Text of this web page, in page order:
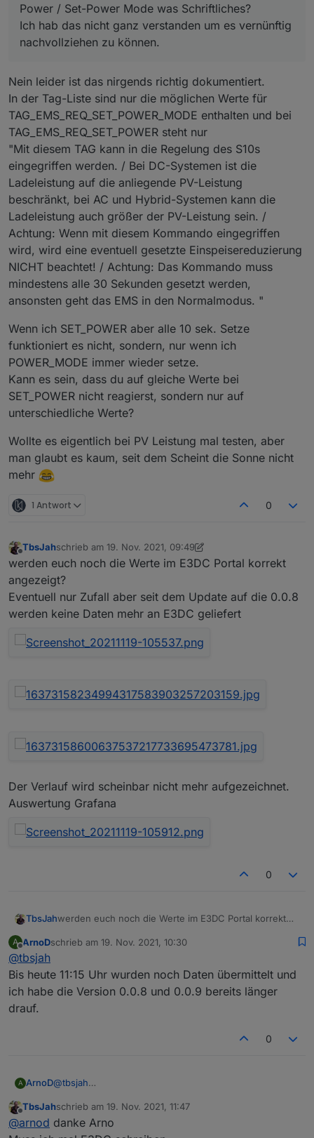
Power / Set-Power Mode was Schriftliches?
Ich hab das nicht ganz verstanden um es vernünftig
nachvollziehen zu können.
Nein leider ist das nirgends richtig dokumentiert.
In der Tag-Liste sind nur die möglichen Werte für
TAG_EMS_REQ_SET_POWER_MODE enthalten und bei
TAG_EMS_REQ_SET_POWER steht nur
"Mit diesem TAG kann in die Regelung des S10s
eingegriffen werden. / Bei DC-Systemen ist die
Ladeleistung auf die anliegende PV-Leistung
beschränkt, bei AC und Hybrid-Systemen kann die
Ladeleistung auch größer der PV-Leistung sein. /
Achtung: Wenn mit diesem Kommando eingegriffen
wird, wird eine eventuell gesetzte Einspeisereduzierung
NICHT beachtet! / Achtung: Das Kommando muss
mindestens alle 30 Sekunden gesetzt werden,
ansonsten geht das EMS in den Normalmodus. "
Wenn ich SET_POWER aber alle 10 sek. Setze
funktioniert es nicht, sondern, nur wenn ich
POWER_MODE immer wieder setze.
Kann es sein, dass du auf gleiche Werte bei
SET_POWER nicht reagierst, sondern nur auf
unterschiedliche Werte?
Wollte es eigentlich bei PV Leistung mal testen, aber
man glaubt es kaum, seit dem Scheint die Sonne nicht
mehr
1 Antwort 0
Offline
TbsJahschrieb am 19. Nov. 2021, 09:49
zuletzt editiert von TbsJah
werden euch noch die Werte im E3DC Portal korrekt
angezeigt?
Eventuell nur Zufall aber seit dem Update auf die 0.0.8
werden keine Daten mehr an E3DC geliefert
Der Verlauf wird scheinbar nicht mehr aufgezeichnet.
Auswertung Grafana
0
TbsJahwerden euch noch die Werte im E3DC Portal korrekt
Eventuell nur Zufall aber seit dem Update auf die 0.0.8
Der Verlauf wird scheinbar nicht mehr aufgezeichnet.
A
Offline
ArnoDschrieb am 19. Nov. 2021, 10:30
zuletzt editiert von
@tbsjah
Bis heute 11:15 Uhr wurden noch Daten übermittelt und
ich habe die Version 0.0.8 und 0.0.9 bereits länger
drauf.
0
A ArnoD@tbsjah
ich habe die Version 0.0.8 und 0.0.9 bereits länger
drauf.
Offline
TbsJahschrieb am 19. Nov. 2021, 11:47
zuletzt editiert von
@arnod danke Arno